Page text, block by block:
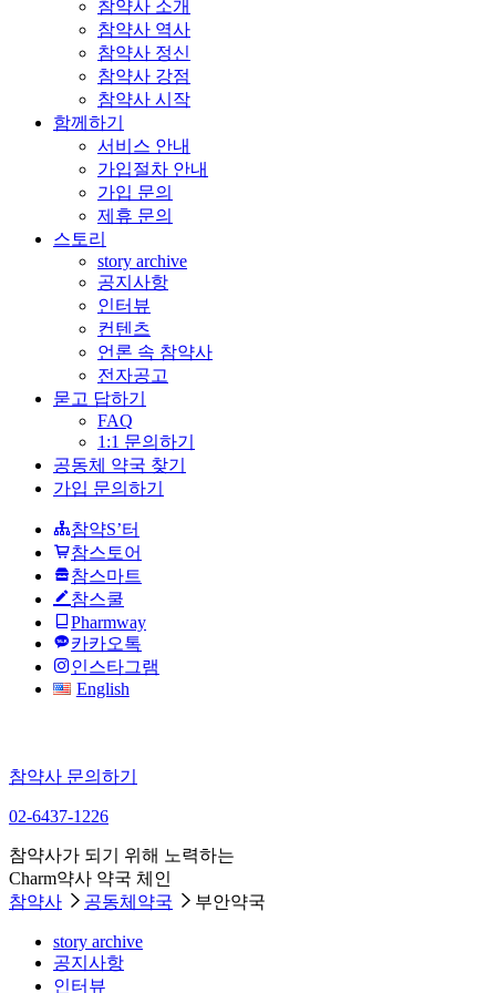
참약사 소개
참약사 역사
참약사 정신
참약사 강점
참약사 시작
함께하기
서비스 안내
가입절차 안내
가입 문의
제휴 문의
스토리
story archive
공지사항
인터뷰
컨텐츠
언론 속 참약사
전자공고
묻고 답하기
FAQ
1:1 문의하기
공동체 약국 찾기
가입 문의하기
참약S’터
참스토어
참스마트
참스쿨
Pharmway
카카오톡
인스타그램
English
참약사 문의하기
02-6437-1226
참약사가 되기 위해 노력하는
Charm약사 약국 체인
참약사
공동체약국 부안약국
story archive
공지사항
인터뷰